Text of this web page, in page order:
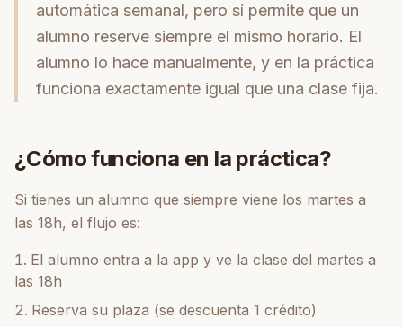
automática semanal, pero sí permite que un
alumno reserve siempre el mismo horario. El
alumno lo hace manualmente, y en la práctica
funciona exactamente igual que una clase fija.
¿Cómo funciona en la práctica?
Si tienes un alumno que siempre viene los martes a
las 18h, el flujo es:
El alumno entra a la app y ve la clase del martes a
las 18h
Reserva su plaza (se descuenta 1 crédito)